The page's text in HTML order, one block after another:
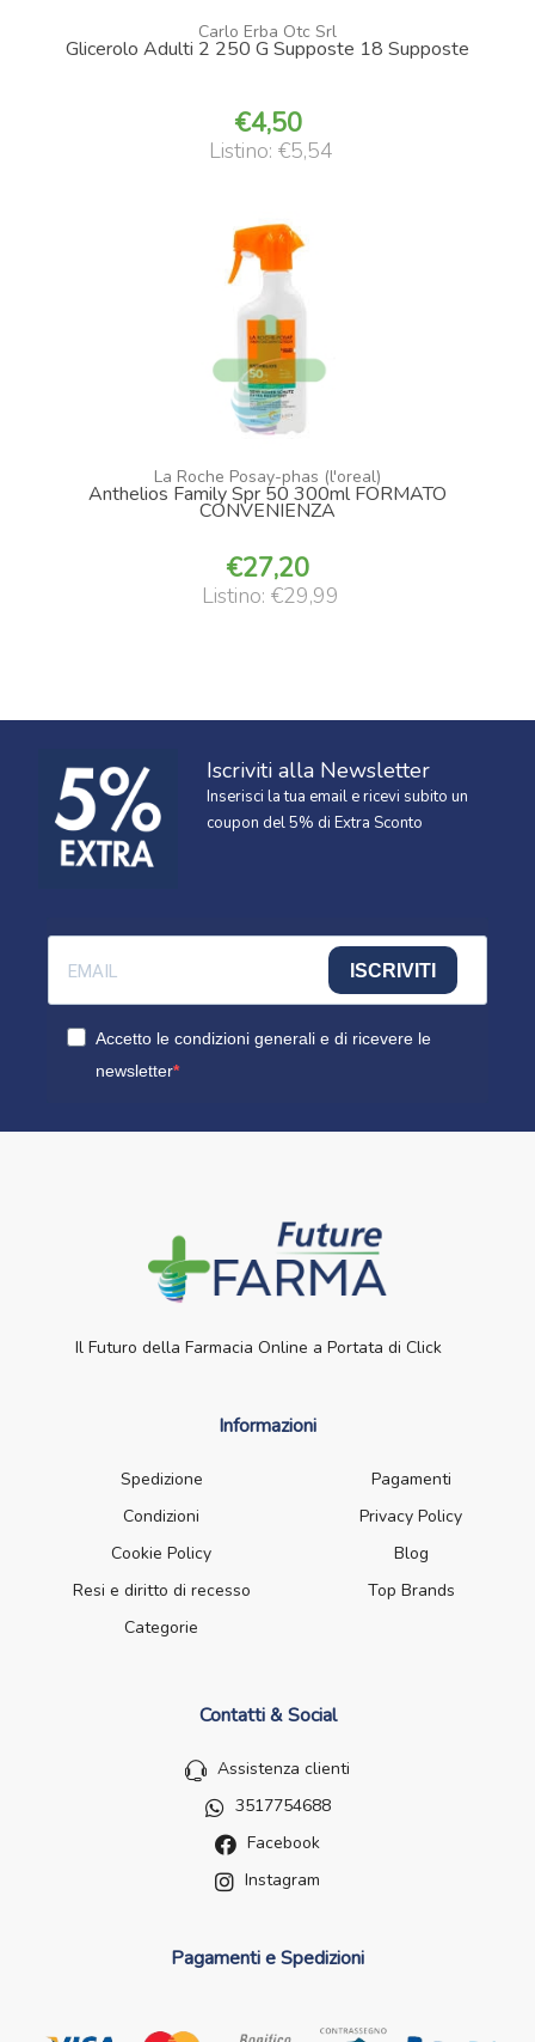
Carlo Erba Otc Srl
Glicerolo Adulti 2 250 G Supposte 18 Supposte
4,50
Listino: €5,54
La Roche Posay-phas (l'oreal)
Anthelios Family Spr 50 300ml FORMATO
CONVENIENZA
27,20
Listino: €29,99
Iscriviti alla Newsletter
Inserisci la tua email e ricevi subito un
coupon del 5% di Extra Sconto
ISCRIVITI
Accetto le condizioni generali e di ricevere le
newsletter
Il Futuro della Farmacia Online a Portata di Click
Informazioni
Spedizione
Pagamenti
Condizioni
Privacy Policy
Cookie Policy
Blog
Resi e diritto di recesso
Top Brands
Categorie
Contatti & Social
Assistenza clienti
3517754688
Facebook
Instagram
Pagamenti e Spedizioni